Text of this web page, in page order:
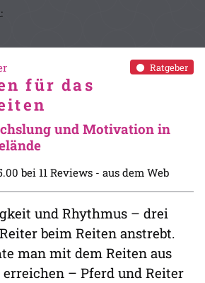
Ratgeber
für das
und Motivation in
bei 11 Reviews - aus dem Web
und Rhythmus – drei
beim Reiten anstrebt.
man mit dem Reiten aus
– Pferd und Reiter